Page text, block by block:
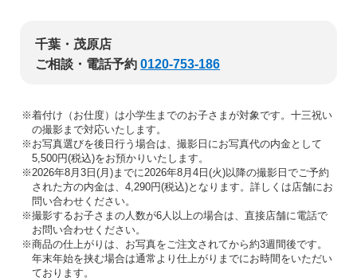
千葉・茂原店
ご相談・電話予約0120-753-186
※着付け（お仕度）は小学生までのお子さまが対象です。十三祝い
の撮影まで対応いたします。
※お写真選びを後日行う場合は、撮影日にお写真代の内金として
5,500円(税込)をお預かりいたします。
※2026年8月3日(月)までに2026年8月4日(火)以降の撮影日でご予約
された方の内金は、4,290円(税込)となります。詳しくは店舗にお
問い合わせください。
※撮影するお子さまの人数が6人以上の場合は、直接店舗に電話で
お問い合わせください。
※商品の仕上がりは、お写真をご注文されてから約3週間後です。
年末年始を挟む場合は通常より仕上がりまでにお時間をいただい
ております。